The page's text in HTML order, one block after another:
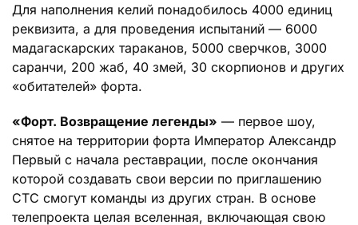
Для наполнения келий понадобилось 4000 единиц
реквизита, а для проведения испытаний — 6000
мадагаскарских тараканов, 5000 сверчков, 3000
саранчи, 200 жаб, 40 змей, 30 скорпионов и других
«обитателей» форта.
«Форт. Возвращение легенды» — первое шоу,
снятое на территории форта Император Александр
Первый с начала реставрации, после окончания
которой создавать свои версии по приглашению
СТС смогут команды из других стран. В основе
телепроекта целая вселенная, включающая свою